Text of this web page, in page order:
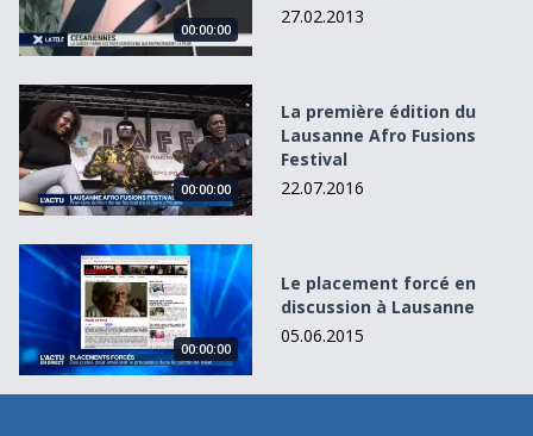
00:00:00
27.02.2013
La première édition du Lausanne Afro Fusions Festival
00:00:00
La première édition du
Lausanne Afro Fusions
Festival
22.07.2016
Le placement forcé en discussion à Lausanne
00:00:00
Le placement forcé en
discussion à Lausanne
05.06.2015